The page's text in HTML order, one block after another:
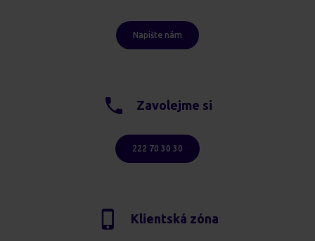
Napište nám
Zavolejme si
222 70 30 30
Klientská zóna